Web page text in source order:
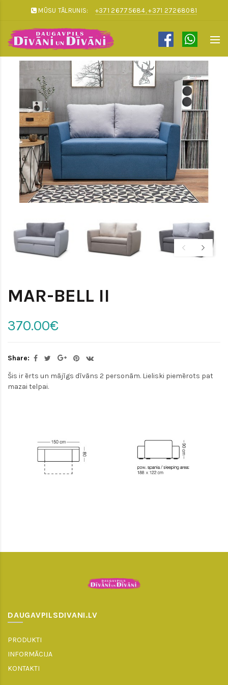
MŪSU TĀLRUNIS: +371 26775684, +371 27268081
MAR-BELL II
370.00€
Share:
Šis ir ērts un mājīgs dīvāns 2 personām. Lieliski piemērots pat
mazai telpai.
DAUGAVPILSDIVANI.LV
PRODUKTI
INFORMĀCIJA
KONTAKTI